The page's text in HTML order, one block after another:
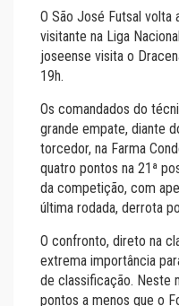
O São José Futsal volta
visitante na Liga
joseense visita o
19h.
Os comandados do
grande empate, diante
torcedor, na Farma
quatro pontos na 21ª
da competição, com
última rodada, derrota
O confronto, direto na
extrema importância
de classificação. Neste
pontos a menos que o